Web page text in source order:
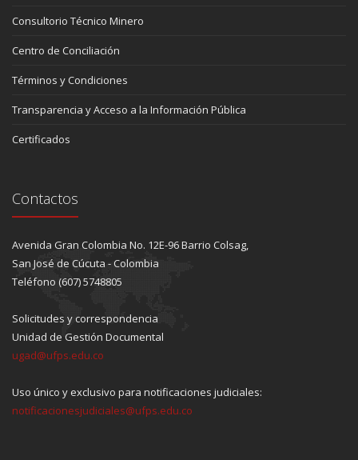
Consultorio Técnico Minero
Centro de Conciliación
Términos y Condiciones
Transparencia y Acceso a la Información Pública
Certificados
Contactos
Avenida Gran Colombia No. 12E-96 Barrio Colsag,
San José de Cúcuta - Colombia
Teléfono (607) 5748805
Solicitudes y correspondencia
Unidad de Gestión Documental
ugad@ufps.edu.co
Uso único y exclusivo para notificaciones judiciales:
notificacionesjudiciales@ufps.edu.co